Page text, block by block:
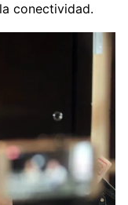
conectividad.